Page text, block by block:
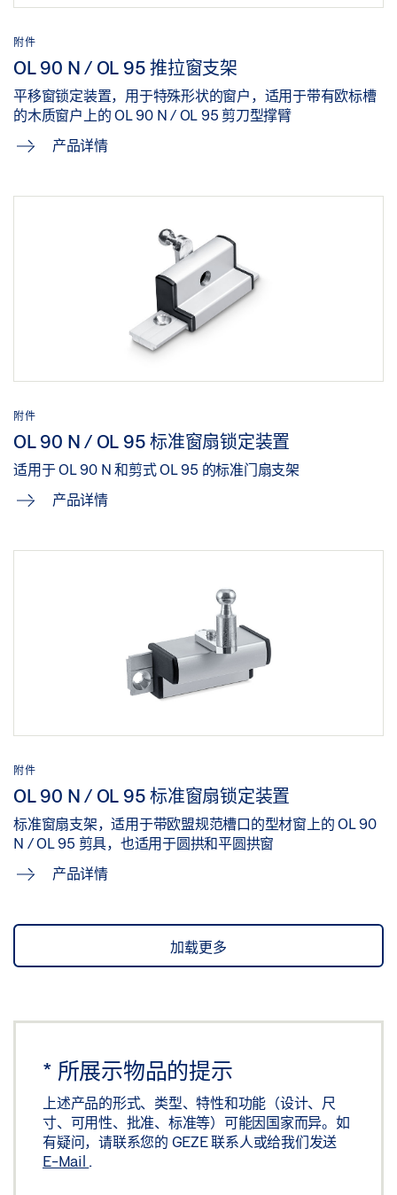
附件
OL 90 N / OL 95 推拉窗支架
平移窗锁定装置，用于特殊形状的窗户，适用于带有欧标槽
的木质窗户上的 OL 90 N / OL 95 剪刀型撑臂
产品详情
附件
OL 90 N / OL 95 标准窗扇锁定装置
适用于 OL 90 N 和剪式 OL 95 的标准门扇支架
产品详情
附件
OL 90 N / OL 95 标准窗扇锁定装置
标准窗扇支架，适用于带欧盟规范槽口的型材窗上的 OL 90
N / OL 95 剪具，也适用于圆拱和平圆拱窗
产品详情
加载更多
* 所展示物品的提示
上述产品的形式、类型、特性和功能（设计、尺
寸、可用性、批准、标准等）可能因国家而异。如
有疑问，请联系您的 GEZE 联系人或给我们发送
E-Mail .